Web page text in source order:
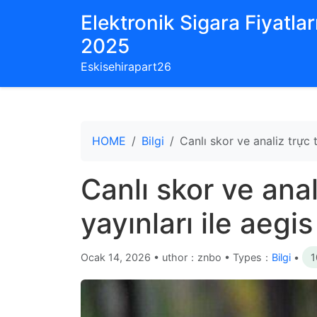
Elektronik Sigara
2025
Eskisehirapart26
HOME Bilgi Canlı skor ve analiz trực
Canlı skor ve
yayınları ile
Ocak 14, 2026 • uthor：znbo • Types： Bilgi •